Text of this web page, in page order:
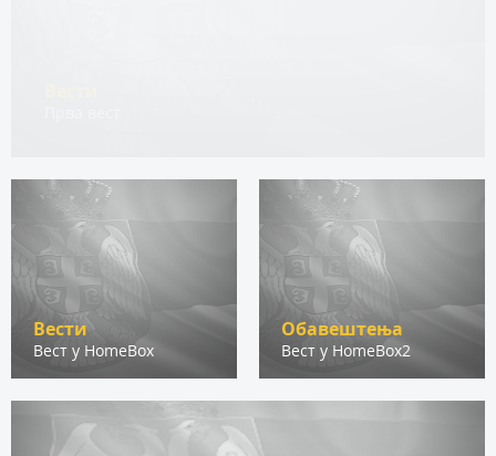
Вести
Вест у HomeBox
Обавештења
Вест у HomeBox2